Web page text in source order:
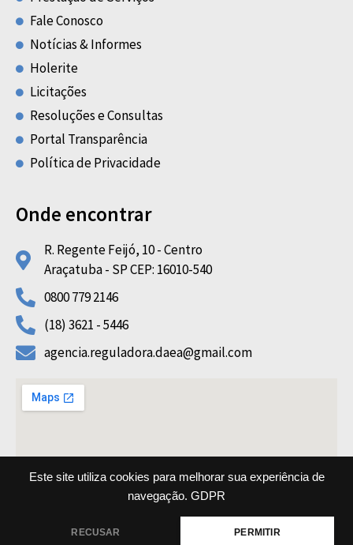
Este site utiliza cookies para melhorar sua experiência de
navegação. GDPR
RECUSAR PERMITIR
Fale Conosco
Notícias & Informes
Holerite
Licitações
Resoluções e Consultas
Portal Transparência
Política de Privacidade
Onde encontrar
R. Regente Feijó, 10 - Centro
Araçatuba - SP CEP: 16010-540
0800 779 2146
(18) 3621 - 5446
agencia.reguladora.daea@gmail.com
Copyright © 2022 AGRF DAEA All rights reserved